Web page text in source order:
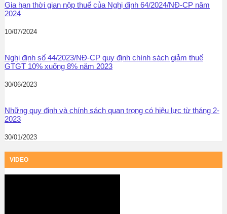
Gia hạn thời gian nộp thuế của Nghị định 64/2024/NĐ-CP năm
2024
10/07/2024
Nghị định số 44/2023/NĐ-CP quy định chính sách giảm thuế
GTGT 10% xuống 8% năm 2023
30/06/2023
Những quy định và chính sách quan trọng có hiệu lực từ tháng 2-
2023
30/01/2023
VIDEO